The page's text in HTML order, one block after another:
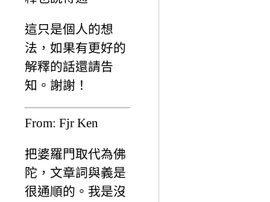
這只是個人的想
法，如果有更好的
解釋的話還請告
知。謝謝！
From: Fjr Ken
把婆羅門取代為佛
陀，文章詞與義是
很通順的。我是沒